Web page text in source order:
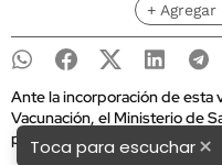
+
Ante la incorporación de esta
Vacunación, el Ministerio de
preguntas por parte de la
Toca para escuchar×